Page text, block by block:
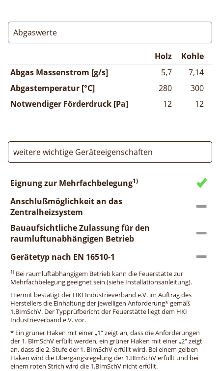
Abgaswerte
Holz
Kohle
Abgas Massenstrom [g/s]
5,7
7,14
Abgastemperatur [°C]
280
300
Notwendiger Förderdruck [Pa]
12 12
weitere wichtige Geräteeigenschaften
Eignung zur Mehrfachbelegung1)
Anschlußmöglichkeit an das
Zentralheizsystem
Bauaufsichtliche Zulassung für den
raumluftunabhängigen Betrieb
Gerätetyp nach EN 16510-1
1) Bei raumluftabhängigem Betrieb kann die Feuerstätte zur
Mehrfachbelegung geeignet sein (siehe Installationsanleitung).
Hiermit bestätigt der HKI Industrieverband e.V. im Auftrag des
Herstellers die Einhaltung der jeweiligen Anforderung* gemäß
1.BImSchV. Der Typprüfbericht der Feuerstätte liegt dem HKI
Industrieverband e.V. vor.
* Ein grüner Haken mit einer „1“ zeigt an, dass die Anforderungen
der 1. BImSchV erfüllt werden, ein grüner Haken mit einer „2“ zeigt
an, dass die 2. Stufe der 1. BImSchV erfüllt wird. Bei einem gelben
Haken wird die Übergangsregelung der 1.BImSchV erfüllt und bei
einem roten Strich wird die 1.BImSchV nicht erfüllt.